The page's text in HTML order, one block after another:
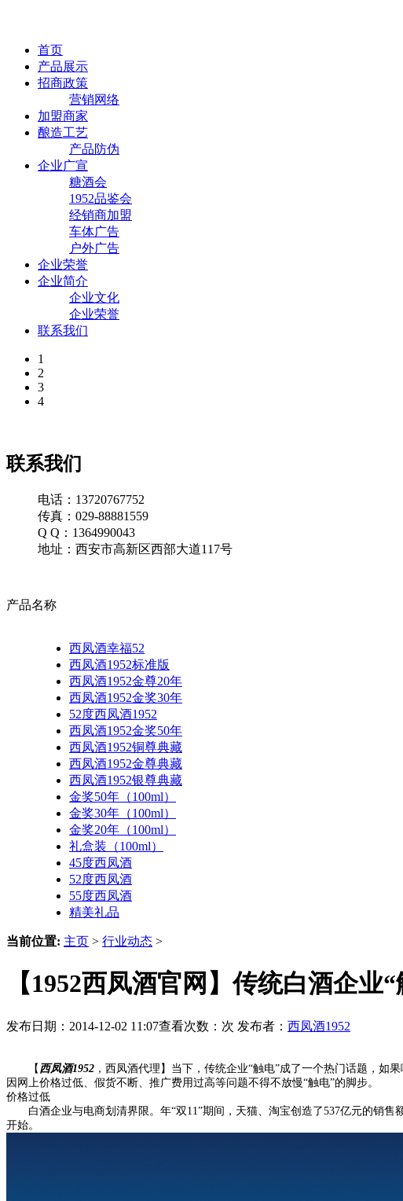
首页
产品展示
招商政策
营销网络
加盟商家
酿造工艺
产品防伪
企业广宣
糖酒会
1952品鉴会
经销商加盟
车体广告
户外广告
企业荣誉
企业简介
企业文化
企业荣誉
联系我们
1
2
3
4
联系我们
电话：13720767752
传真：029-88881559
Q Q：1364990043
地址：西安市高新区西部大道117号
产品名称
西凤酒幸福52
西凤酒1952标准版
西凤酒1952金尊20年
西凤酒1952金奖30年
52度西凤酒1952
西凤酒1952金奖50年
西凤酒1952铜尊典藏
西凤酒1952金尊典藏
西凤酒1952银尊典藏
金奖50年（100ml）
金奖30年（100ml）
金奖20年（100ml）
礼盒装（100ml）
45度西凤酒
52度西凤酒
55度西凤酒
精美礼品
当前位置: 主页 > 行业动态 >
【1952西凤酒官网】传统白酒企业
发布日期：2014-12-02 11:07查看次数： 次 发布者： 西凤酒1952
【 西凤酒1952 ，西凤酒代理】当下，传统企业“触电”成了一个热门话题，
因网上价格过低、假货不断、推广费用过高等问题不得不放慢“触电”的脚步。
价格过低
白酒企业与电商划清界限。年“双11”期间，天猫、淘宝创造了537亿元的销售
开始。